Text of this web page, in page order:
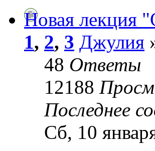
Новая лекция
1, 2, 3 Джулия
48 Ответы
12188
Последнее
Сб, 10